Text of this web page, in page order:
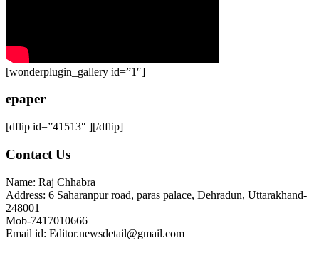
[wonderplugin_gallery id=”1″]
epaper
[dflip id=”41513″ ][/dflip]
Contact Us
Name: Raj Chhabra
Address: 6 Saharanpur road, paras palace, Dehradun, Uttarakhand-
248001
Mob-7417010666
Email id: Editor.newsdetail@gmail.com